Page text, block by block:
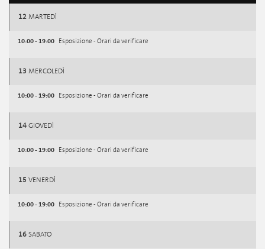
12 MARTEDÌ
10:00 - 19:00 Esposizione - Orari da verificare
13 MERCOLEDÌ
10:00 - 19:00 Esposizione - Orari da verificare
14 GIOVEDÌ
10:00 - 19:00 Esposizione - Orari da verificare
15 VENERDÌ
10:00 - 19:00 Esposizione - Orari da verificare
16 SABATO